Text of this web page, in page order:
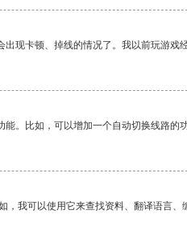
现卡顿、掉线的情况了。我以前玩游戏
。比如，可以增加一个自动切换线路的
我可以使用它来查找资料、翻译语言、